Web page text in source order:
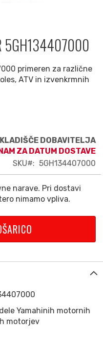
5GH134407000
primeren za različne
ATV in izvenkrmnih
DOBAVITELJA
ZA DATUM DOSTAVE
SKU
5GH134407000
narave. Pri dostavi
nimamo vpliva.
Yamahinih motornih
motorjev